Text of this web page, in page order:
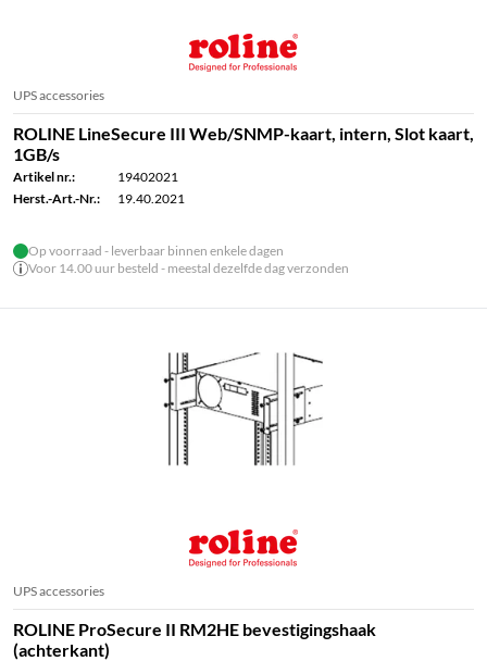
UPS accessories
ROLINE LineSecure III Web/SNMP-kaart, intern, Slot kaart,
1GB/s
Artikel nr.:
19402021
Herst.-Art.-Nr.:
19.40.2021
Op voorraad - leverbaar binnen enkele dagen
Voor 14.00 uur besteld - meestal dezelfde dag verzonden
UPS accessories
ROLINE ProSecure II RM2HE bevestigingshaak
(achterkant)